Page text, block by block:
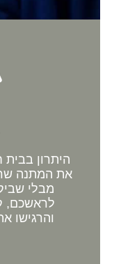
היתרון
את המתנה
מבלי
לראשכם,
והרגישו